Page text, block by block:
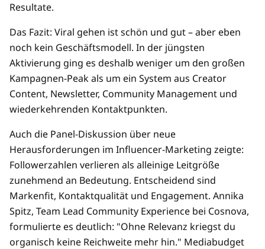
Resultate.
Das Fazit: Viral gehen ist schön und gut – aber eben
noch kein Geschäftsmodell. In der jüngsten
Aktivierung ging es deshalb weniger um den großen
Kampagnen-Peak als um ein System aus Creator
Content, Newsletter, Community Management und
wiederkehrenden Kontaktpunkten.
Auch die Panel-Diskussion über neue
Herausforderungen im Influencer-Marketing zeigte:
Followerzahlen verlieren als alleinige Leitgröße
zunehmend an Bedeutung. Entscheidend sind
Markenfit, Kontaktqualität und Engagement. Annika
Spitz, Team Lead Community Experience bei Cosnova,
formulierte es deutlich: "Ohne Relevanz kriegst du
organisch keine Reichweite mehr hin." Mediabudget